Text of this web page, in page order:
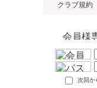
クラブ規約
次回か